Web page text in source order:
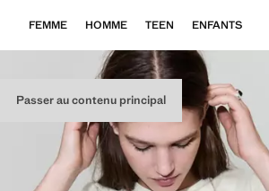
Passer au contenu principal
FEMME HOMME TEEN ENFANTS